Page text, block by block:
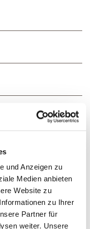
und Anzeigen zu
Medien anbieten
Website zu
zu Ihrer
Partner für
weiter. Unsere